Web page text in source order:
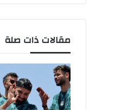
مقالات ذات صلة